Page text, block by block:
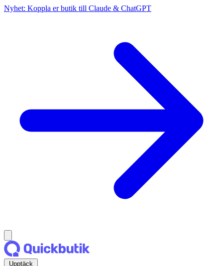
Nyhet: Koppla er butik till Claude & ChatGPT